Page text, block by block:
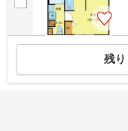
残り